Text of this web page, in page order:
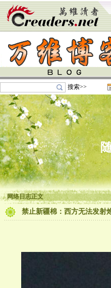
搜索>>
网络日志正文
禁止新疆棉：西方无法发射